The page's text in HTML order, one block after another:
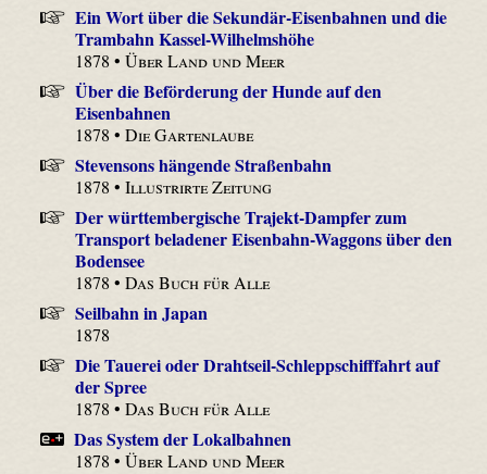
Ein Wort über die Sekundär-Eisenbahnen und die
Trambahn Kassel-Wilhelmshöhe
1878 •Über Land und Meer
Über die Beförderung der Hunde auf den
Eisenbahnen
1878 •Die Gartenlaube
Stevensons hängende Straßenbahn
1878 •Illustrirte Zeitung
Der württembergische Trajekt-Dampfer zum
Transport beladener Eisenbahn-Waggons über den
Bodensee
1878 •Das Buch für Alle
Seilbahn in Japan
1878
Die Tauerei oder Drahtseil-Schleppschifffahrt auf
der Spree
1878 •Das Buch für Alle
Das System der Lokalbahnen
1878 •Über Land und Meer